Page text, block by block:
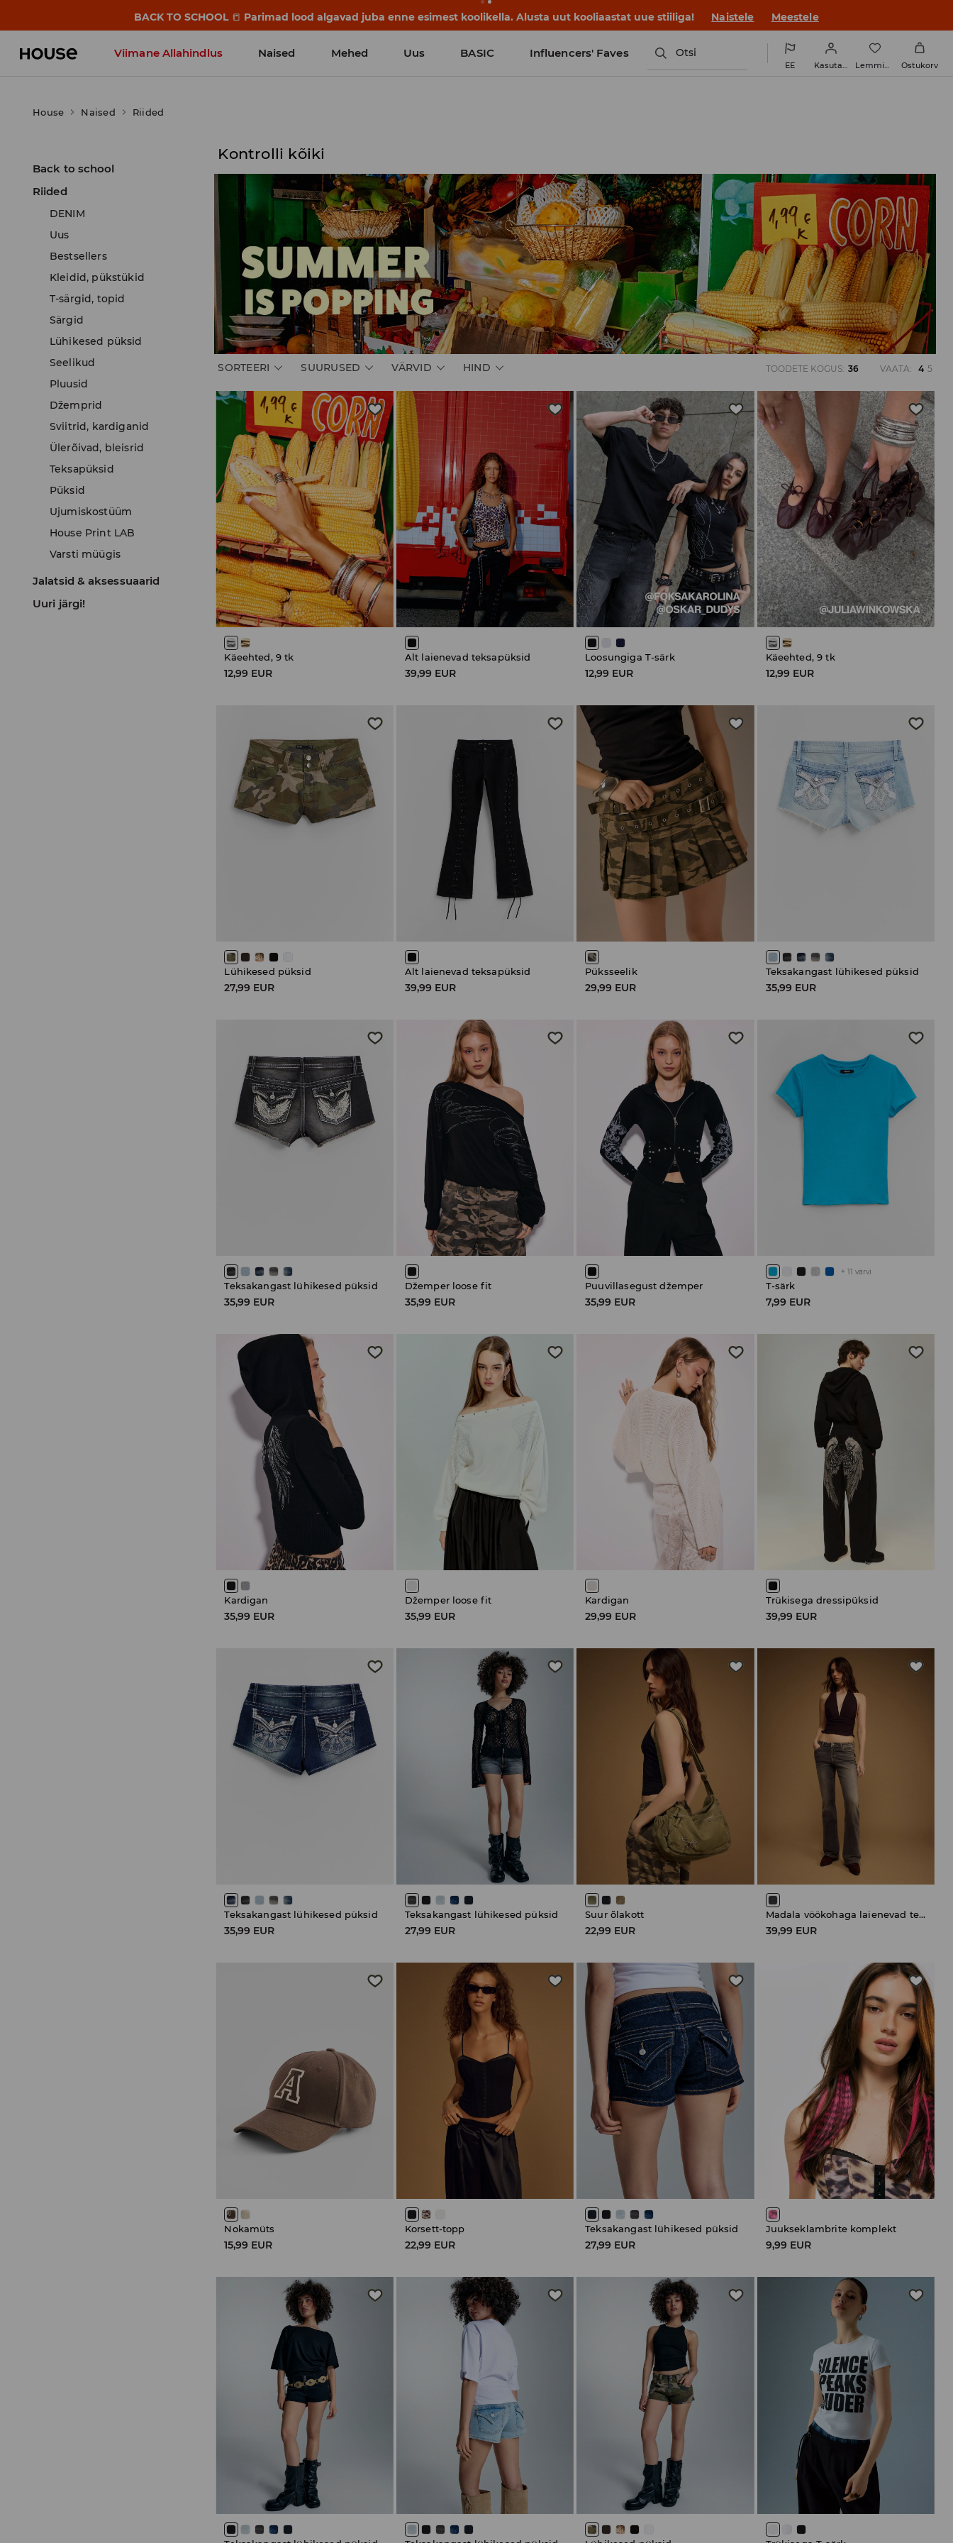
BACK TO SCHOOL 📒 Parimad lood algavad juba enne esimest koolikella. Alusta uut kooliaastat uue stiiliga! Naistele Meestele
Viimane Allahindlus Naised Mehed Uus BASIC Influencers' Faves Otsi
EE Kasutaja Lemmikud Ostukorv
House Naised Riided
Back to school
Riided
DENIM
Uus
Bestsellers
Kleidid, pükstükid
T-särgid, topid
Särgid
Lühikesed püksid
Seelikud
Pluusid
Džemprid
Sviitrid, kardiganid
Ülerõivad, bleisrid
Teksapüksid
Püksid
Ujumiskostüüm
House Print LAB
Varsti müügis
Jalatsid & aksessuaarid
Uuri järgi!
Kontrolli kõiki
SORTEERI SUURUSED VÄRVID HIND TOODETE KOGUS: 36 VAATA: 4 5
Käeehted, 9 tk
12,99 EUR
Alt laienevad teksapüksid
39,99 EUR
Loosungiga T-särk
12,99 EUR
Käeehted, 9 tk
12,99 EUR
Lühikesed püksid
27,99 EUR
Alt laienevad teksapüksid
39,99 EUR
Püksseelik
29,99 EUR
Teksakangast lühikesed püksid
35,99 EUR
Teksakangast lühikesed püksid
35,99 EUR
Džemper loose fit
35,99 EUR
Puuvillasegust džemper
35,99 EUR
+ 11 värvi
T-särk
7,99 EUR
Kardigan
35,99 EUR
Džemper loose fit
35,99 EUR
Kardigan
29,99 EUR
Trükisega dressipüksid
39,99 EUR
Teksakangast lühikesed püksid
35,99 EUR
Teksakangast lühikesed püksid
27,99 EUR
Suur õlakott
22,99 EUR
Madala vöökohaga laienevad teksad
39,99 EUR
Nokamüts
15,99 EUR
Korsett-topp
22,99 EUR
Teksakangast lühikesed püksid
27,99 EUR
Juukseklambrite komplekt
9,99 EUR